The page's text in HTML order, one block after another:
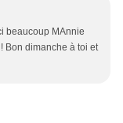
beaucoup MAnnie
Bon dimanche à toi et